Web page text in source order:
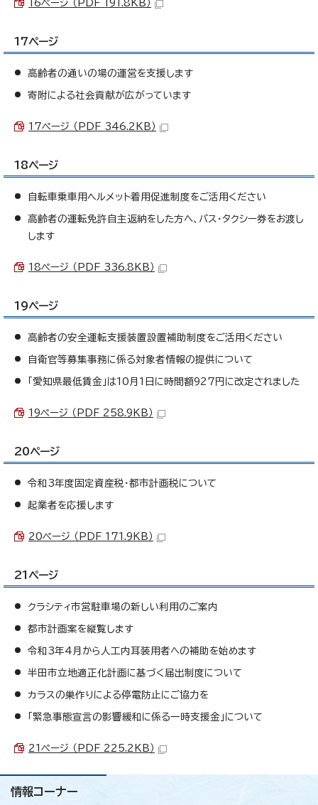
16ページ （PDF 191.8KB）
17ページ
高齢者の通いの場の運営を支援します
寄附による社会貢献が広がっています
17ページ （PDF 346.2KB）
18ページ
自転車乗車用ヘルメット着用促進制度をご活用ください
高齢者の運転免許自主返納をした方へ、バス・タクシー券をお渡し
します
18ページ （PDF 336.8KB）
19ページ
高齢者の安全運転支援装置設置補助制度をご活用ください
自衛官等募集事務に係る対象者情報の提供について
「愛知県最低賃金」は10月1日に時間額927円に改定されました
19ページ （PDF 258.9KB）
20ページ
令和3年度固定資産税・都市計画税について
起業者を応援します
20ページ （PDF 171.9KB）
21ページ
クラシティ市営駐車場の新しい利用のご案内
都市計画案を縦覧します
令和3年4月から人工内耳装用者への補助を始めます
半田市立地適正化計画に基づく届出制度について
カラスの巣作りによる停電防止にご協力を
「緊急事態宣言の影響緩和に係る一時支援金」について
21ページ （PDF 225.2KB）
情報コーナー